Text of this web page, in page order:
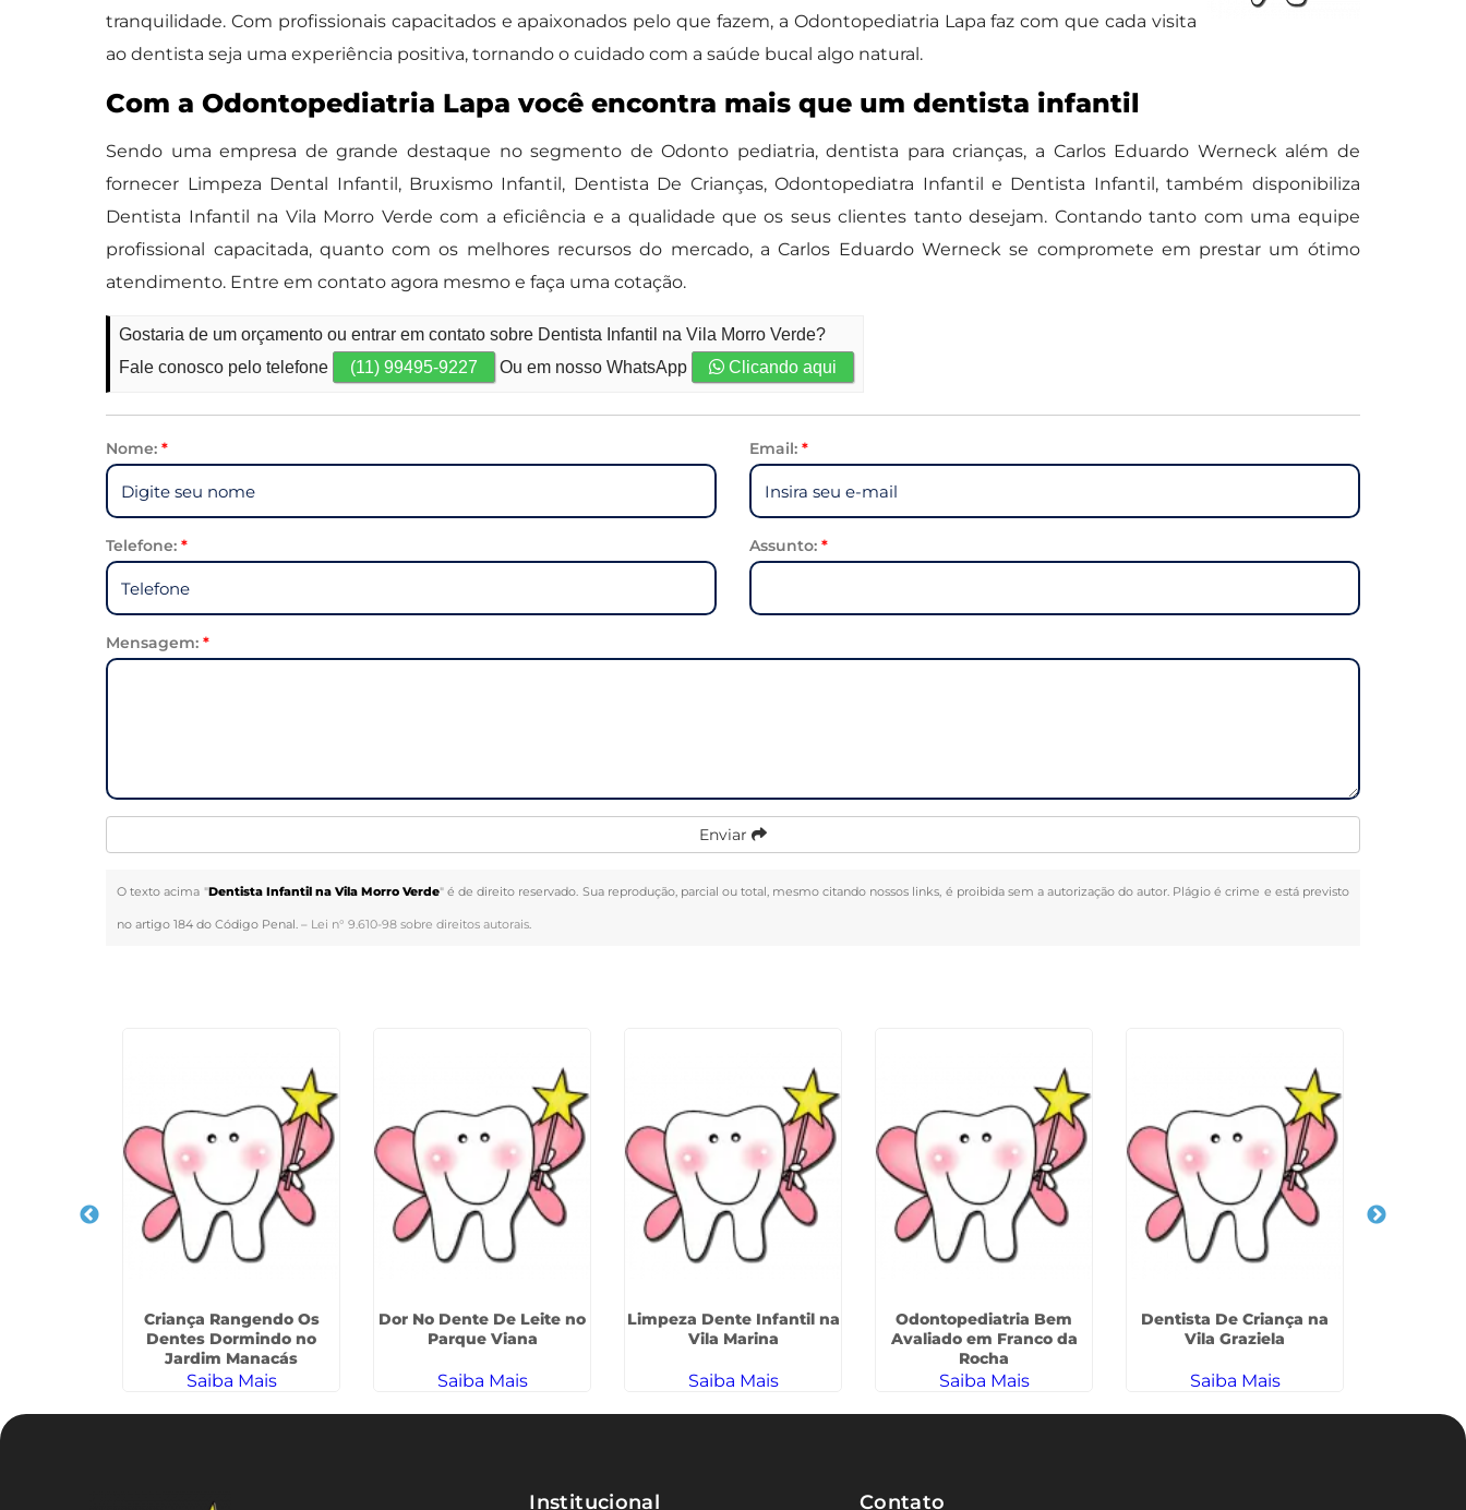
tranquilidade. Com profissionais capacitados e apaixonados pelo que fazem, a Odontopediatria Lapa faz com que cada visita
ao dentista seja uma experiência positiva, tornando o cuidado com a saúde bucal algo natural.
Com a Odontopediatria Lapa você encontra mais que um dentista infantil
Sendo uma empresa de grande destaque no segmento de Odonto pediatria, dentista para crianças, a Carlos Eduardo Werneck além de
fornecer Limpeza Dental Infantil, Bruxismo Infantil, Dentista De Crianças, Odontopediatra Infantil e Dentista Infantil, também disponibiliza
Dentista Infantil na Vila Morro Verde com a eficiência e a qualidade que os seus clientes tanto desejam. Contando tanto com uma equipe
profissional capacitada, quanto com os melhores recursos do mercado, a Carlos Eduardo Werneck se compromete em prestar um ótimo
atendimento. Entre em contato agora mesmo e faça uma cotação.
Gostaria de um orçamento ou entrar em contato sobre Dentista Infantil na Vila Morro Verde?
Fale conosco pelo telefone
(11) 99495-9227 Ou em nosso WhatsApp Clicando aqui
Nome:* Email: *
Telefone:* Assunto: *
Mensagem:*
Enviar
O texto acima "Dentista Infantil na Vila Morro Verde" é de direito reservado. Sua reprodução, parcial ou total, mesmo citando nossos links, é proibida sem a autorização do autor. Plágio é crime e está previsto
no artigo 184 do Código Penal. – Lei n° 9.610-98 sobre direitos autorais.
Criança Rangendo Os
Dentes Dormindo no
Jardim Manacás
Saiba Mais
Dor No Dente De Leite no
Parque Viana
Saiba Mais
Limpeza Dente Infantil na
Vila Marina
Saiba Mais
Odontopediatria Bem
Avaliado em Franco da
Rocha
Saiba Mais
Dentista De Criança na
Vila Graziela
Saiba Mais
Institucional Contato